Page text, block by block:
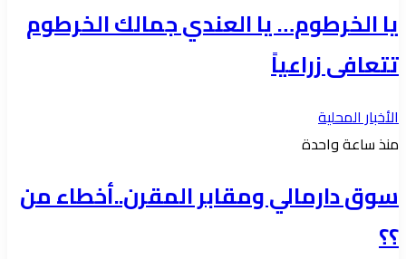
يا الخرطوم… يا العندي جمالك الخرطوم
تتعافى زراعياً
الأخبار المحلية
منذ ساعة واحدة
سوق دارمالي ومقابر المقرن..أخطاء من
؟؟